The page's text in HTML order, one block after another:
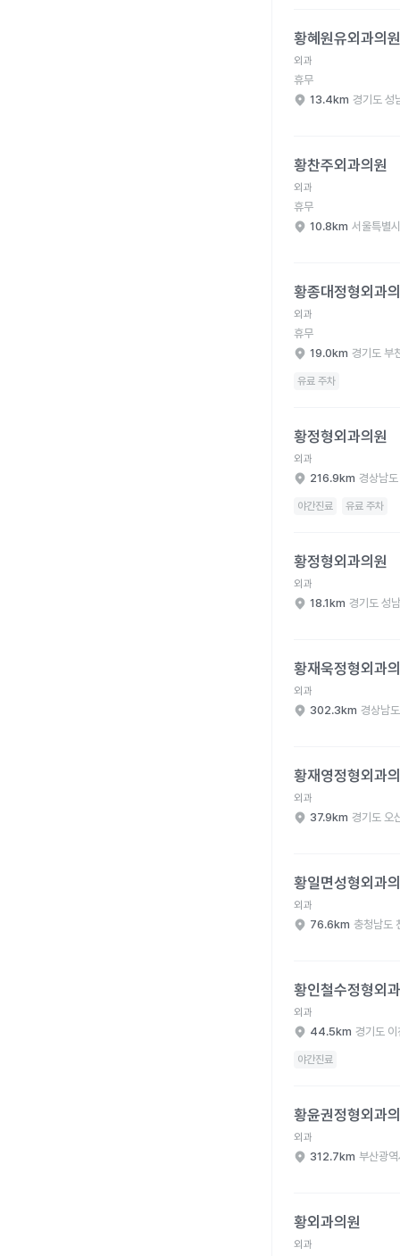
황혜원유외과의원
외과
휴무
13.4km 경기도 성
황찬주외과의원
외과
휴무
10.8km 서울특별
황종대정형외과
외과
휴무
19.0km 경기도 부
유료 주차
황정형외과의원
외과
216.9km 경상남
야간진료 유료 주차
황정형외과의원
외과
18.1km 경기도 성
황재욱정형외과
외과
302.3km 경상남
황재영정형외과
외과
37.9km 경기도 오
황일면성형외과
외과
76.6km 충청남도
황인철수정형외
외과
44.5km 경기도
야간진료
황윤권정형외과
외과
312.7km 부산광
황외과의원
외과